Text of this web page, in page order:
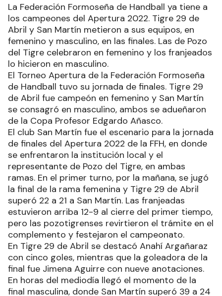
La Federación Formoseña de Handball ya tiene a
los campeones del Apertura 2022. Tigre 29 de
Abril y San Martín metieron a sus equipos, en
femenino y masculino, en las finales. Las de Pozo
del Tigre celebraron en femenino y los franjeados
lo hicieron en masculino.
El Torneo Apertura de la Federación Formoseña
de Handball tuvo su jornada de finales. Tigre 29
de Abril fue campeón en femenino y San Martín
se consagró en masculino, ambos se adueñaron
de la Copa Profesor Edgardo Añasco.
El club San Martín fue el escenario para la jornada
de finales del Apertura 2022 de la FFH, en donde
se enfrentaron la institución local y el
representante de Pozo del Tigre, en ambas
ramas. En el primer turno, por la mañana, se jugó
la final de la rama femenina y Tigre 29 de Abril
superó 22 a 21 a San Martín. Las franjeadas
estuvieron arriba 12-9 al cierre del primer tiempo,
pero las pozotigrenses revirtieron el trámite en el
complemento y festejaron el campeonato.
En Tigre 29 de Abril se destacó Anahí Argañaraz
con cinco goles, mientras que la goleadora de la
final fue Jimena Aguirre con nueve anotaciones.
En horas del mediodía llegó el momento de la
final masculina, donde San Martín superó 39 a 24